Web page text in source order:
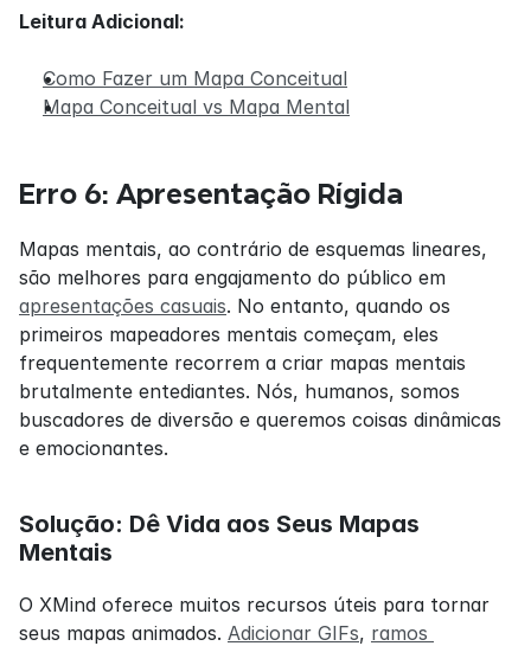
Leitura Adicional:
Como Fazer um Mapa Conceitual
Mapa Conceitual vs Mapa Mental
Erro 6: Apresentação Rígida
Mapas mentais, ao contrário de esquemas lineares,
apresentações casuais. No entanto, quando os
primeiros mapeadores mentais começam, eles
frequentemente recorrem a criar mapas mentais
brutalmente entediantes. Nós, humanos, somos
buscadores de diversão e queremos coisas dinâmicas
e emocionantes.
Solução: Dê Vida aos Seus Mapas
Mentais
O XMind oferece muitos recursos úteis para tornar
seus mapas animados. Adicionar GIFs, ramos